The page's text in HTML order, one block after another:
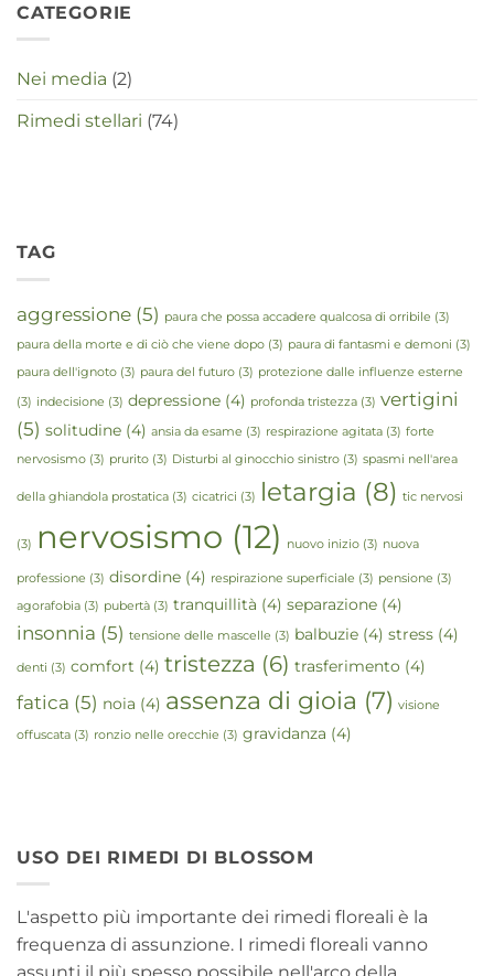
CATEGORIE
Nei media (2)
Rimedi stellari (74)
TAG
aggressione (5) paura che possa accadere qualcosa di orribile (3)
paura della morte e di ciò che viene dopo (3) paura di fantasmi e demoni (3)
paura dell'ignoto (3) paura del futuro (3) protezione dalle influenze esterne
(3) indecisione (3) depressione (4) profonda tristezza (3) vertigini
(5) solitudine (4) ansia da esame (3) respirazione agitata (3) forte
nervosismo (3) prurito (3) Disturbi al ginocchio sinistro (3) spasmi nell'area
della ghiandola prostatica (3) cicatrici (3) letargia (8) tic nervosi
(3) nervosismo (12) nuovo inizio (3) nuova
professione (3) disordine (4) respirazione superficiale (3) pensione (3)
agorafobia (3) pubertà (3) tranquillità (4) separazione (4)
insonnia (5) tensione delle mascelle (3) balbuzie (4) stress (4)
denti (3) comfort (4) tristezza (6) trasferimento (4)
fatica (5) noia (4) assenza di gioia (7) visione
offuscata (3) ronzio nelle orecchie (3) gravidanza (4)
USO DEI RIMEDI DI BLOSSOM
L'aspetto più importante dei rimedi floreali è la
frequenza di assunzione. I rimedi floreali vanno